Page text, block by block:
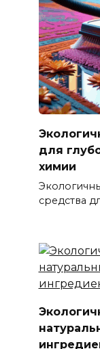
для
химии
средства